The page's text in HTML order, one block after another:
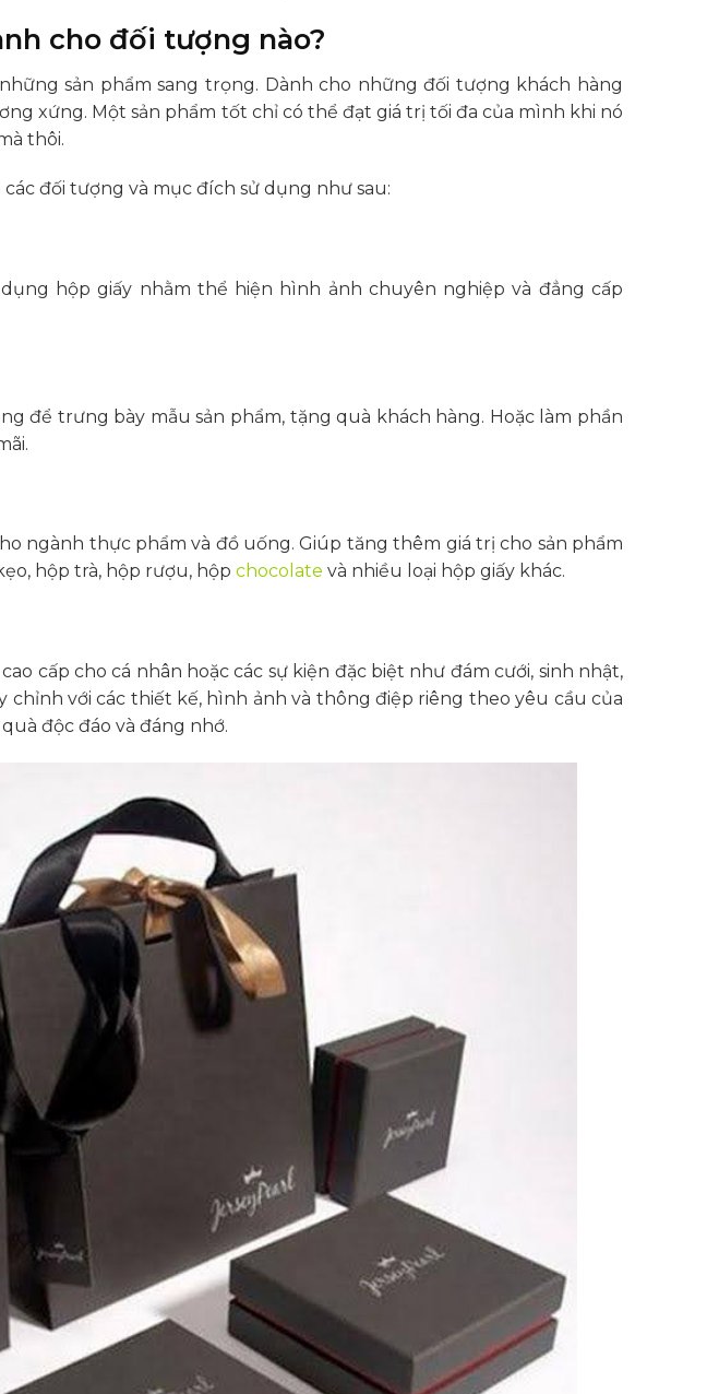
cho đối tượng nào?
sản phẩm sang trọng. Dành cho những đối tượng khách hàng
xứng. Một sản phẩm tốt chỉ có thể đạt giá trị tối đa của mình khi nó
thôi.
đối tượng và mục đích sử dụng như sau:
hộp giấy nhằm thể hiện hình ảnh chuyên nghiệp và đẳng cấp
để trưng bày mẫu sản phẩm, tặng quà khách hàng. Hoặc làm phần
ngành thực phẩm và đồ uống. Giúp tăng thêm giá trị cho sản phẩm
hộp trà, hộp rượu, hộp chocolate và nhiều loại hộp giấy khác.
cấp cho cá nhân hoặc các sự kiện đặc biệt như đám cưới, sinh nhật,
chỉnh với các thiết kế, hình ảnh và thông điệp riêng theo yêu cầu của
độc đáo và đáng nhớ.